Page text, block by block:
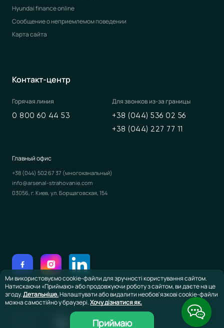
Hyundai finance online
Сообщение о неприемлемом поведении
Карта сайта
Контакт-центр
Горячая линия
0 800 60 44 53
Для звонков из-за границы
+38 (044) 536 02 56
+38 (044) 227 77 11
Главный офис
+38 (044) 502 67 37 (многоканальный)
info@arsenal-strahovanie.com
03056, г. Киев, ул. Борщаговская, 154
©2026 ЧАО Страховая компания «Арсенал Страхование»
Ми використовуємо cookie-файли для зручності користування сайтом.
Натискаючи «Приймаю» або продовжуючи роботу з сайтом, ви даєте на це
згоду.Детальніше.Налаштувати або видалити необов'язкові cookie-файли
можна самостійно у браузері.Хочу дізнатися як.
Приймаю